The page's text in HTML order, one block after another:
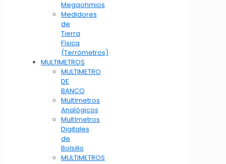
Megaohmios
Medidores
de
Tierra
Física
(Terrómetros)
MULTIMETROS
MULTIMETRO
DE
BANCO
Multímetros
Analógicos
Multímetros
Digitales
de
Bolsillo
MULTIMETROS